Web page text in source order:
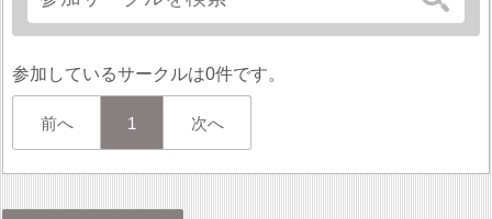
参加しているサークルは0件です。
前へ 1 次へ